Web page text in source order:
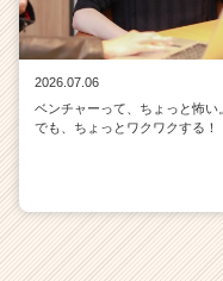
2026.07.06
ベンチャーって、ちょっと怖い。
でも、ちょっとワクワクする！